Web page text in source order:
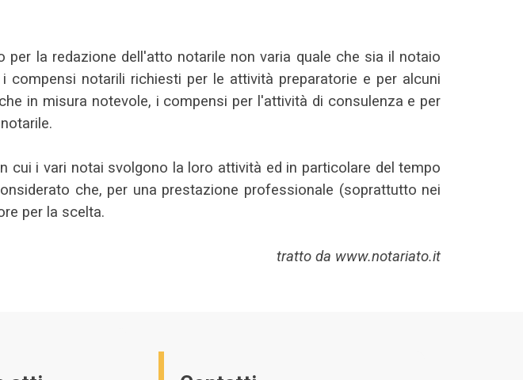
la redazione dell'atto notarile non varia quale che sia il notaio
notarili richiesti per le attività preparatorie e per alcuni
in misura notevole, i compensi per l'attività di consulenza e per
i vari notai svolgono la loro attività ed in particolare del tempo
che, per una prestazione professionale (soprattutto nei
per la scelta.
tratto da www.notariato.it